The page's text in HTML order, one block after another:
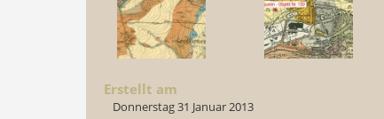
Erstellt am
Donnerstag 31 Januar 2013